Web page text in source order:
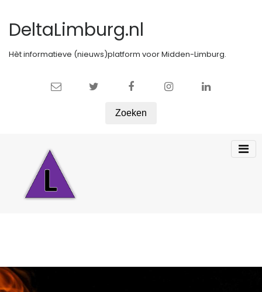
DeltaLimburg.nl
Hèt informatieve (nieuws)platform voor Midden-Limburg.
Zoeken